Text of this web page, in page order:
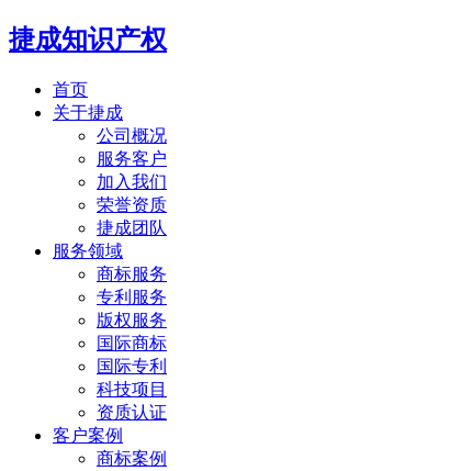
捷成知识产权
首页
关于捷成
公司概况
服务客户
加入我们
荣誉资质
捷成团队
服务领域
商标服务
专利服务
版权服务
国际商标
国际专利
科技项目
资质认证
客户案例
商标案例